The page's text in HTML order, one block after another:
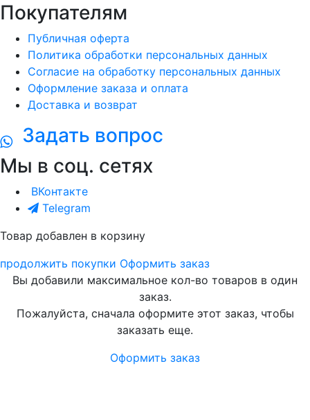
Покупателям
Публичная оферта
Политика обработки персональных данных
Согласие на обработку персональных данных
Оформление заказа и оплата
Доставка и возврат
Задать вопрос
Мы в соц. сетях
ВКонтакте
Telegram
Товар добавлен в корзину
продолжить покупки Оформить заказ
Вы добавили максимальное кол-во товаров в один
заказ.
Пожалуйста, сначала оформите этот заказ, чтобы
заказать еще.
Оформить заказ